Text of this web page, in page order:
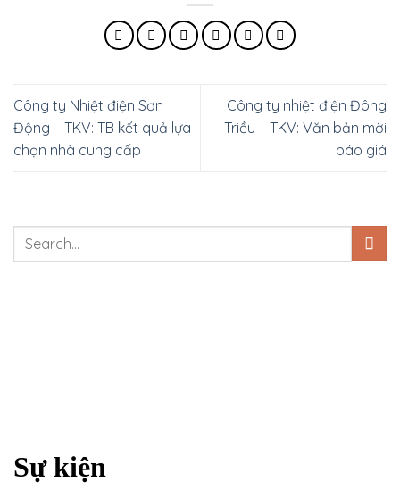
Công ty Nhiệt điện Sơn
Động – TKV: TB kết quả lựa
chọn nhà cung cấp
Công ty nhiệt điện Đông
Triều – TKV: Văn bản mời
báo giá
Sự kiện